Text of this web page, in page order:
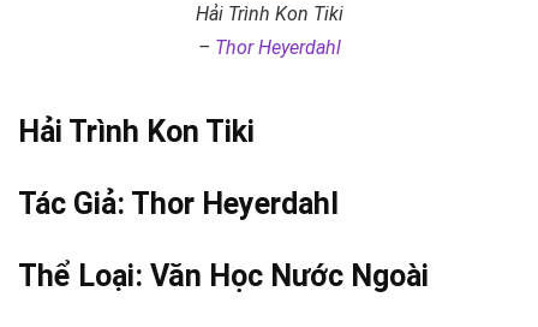
Hải Trình Kon Tiki
– Thor Heyerdahl
Hải Trình Kon Tiki
Tác Giả: Thor Heyerdahl
Thể Loại: Văn Học Nước Ngoài